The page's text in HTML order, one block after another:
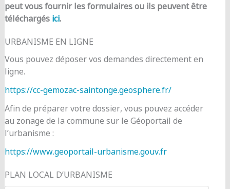
peut vous fournir les formulaires ou ils peuvent être
téléchargés ici.
URBANISME EN LIGNE
Vous pouvez déposer vos demandes directement en
ligne.
https://cc-gemozac-saintonge.geosphere.fr/
Afin de préparer votre dossier, vous pouvez accéder
au zonage de la commune sur le Géoportail de
l’urbanisme :
https://www.geoportail-urbanisme.gouv.fr
PLAN LOCAL D’URBANISME